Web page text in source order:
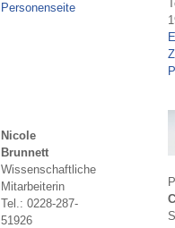
Personenseite
Nicole
Brunnett
Wissenschaftliche
Mitarbeiterin
Tel.: 0228-287-
51926